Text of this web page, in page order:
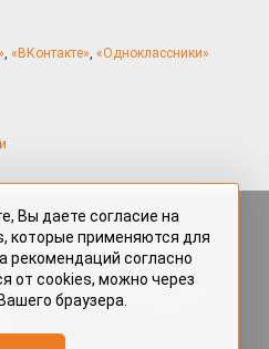
, «ВКонтакте», «Одноклассники»
размещённые на портале
нештатными авторами
авторского права. Полное или
размещённых на портале
с письменного согласия редакции
.
Вы даете согласие на
которые применяются для
рекомендаций согласно
от cookies, можно через
браузера.